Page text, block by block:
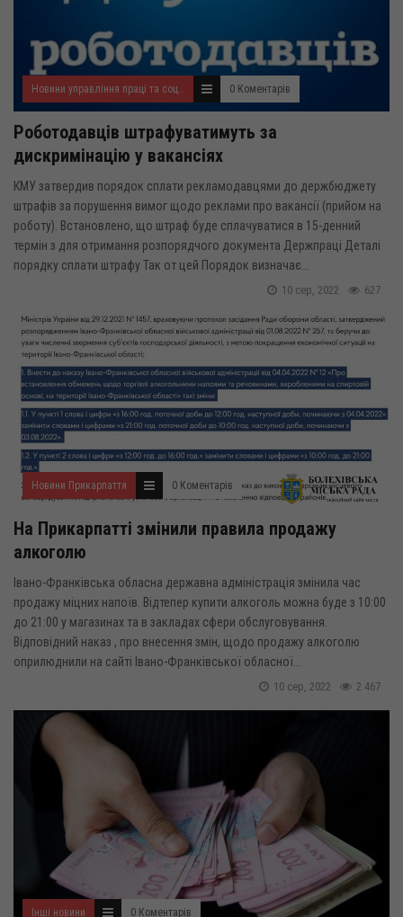
Новини управління праці та соціального захисту населення 0 Коментарів
Роботодавців штрафуватимуть за
дискримінацію у вакансіях
КМУ затвердив порядок сплати рекламодавцями до держбюджету
штрафів за порушення вимог щодо реклами про вакансії (прийом на
роботу). Встановлено, що штраф буде сплачуватися в 15-денний
термін з для отримання розпорядчого документа Держпраці Деталі
порядку сплати штрафу Так от цей Порядок визначає...
627
10 сер, 2022
Новини Прикарпаття 0 Коментарів
На Прикарпатті змінили правила продажу
алкоголю
Івано-Франківська обласна державна адміністрація змінила час
продажу міцних напоїв. Відтепер купити алкоголь можна буде з 10:00
до 21:00 у магазинах та в закладах сфери обслуговування.
Відповідний наказ , про внесення змін, щодо продажу алкоголю
оприлюднили на сайті Івано-Франківської обласної...
2 467
10 сер, 2022
Інші новини 0 Коментарів